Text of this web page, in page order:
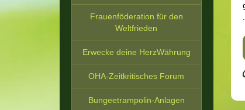
Frauenföderation für den
Weltfrieden
Erwecke deine HerzWährung
OHA-Zeitkritisches Forum
Bungeetrampolin-Anlagen